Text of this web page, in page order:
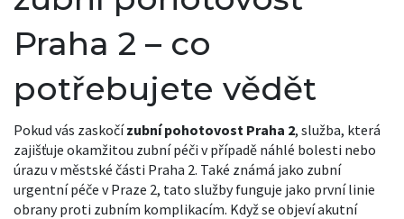
Praha 2 – co
potřebujete vědět
Pokud vás zaskočízubní pohotovost Praha 2, služba, která
zajišťuje okamžitou zubní péči v případě náhlé bolesti nebo
úrazu v městské části Praha 2. Také známá jako zubní
urgentní péče v Praze 2, tato služby funguje jako první linie
obrany proti zubním komplikacím. Když se objevíakutní